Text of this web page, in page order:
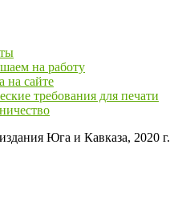
на работу
на сайте
требования для печати
Юга и Кавказа, 2020 г.